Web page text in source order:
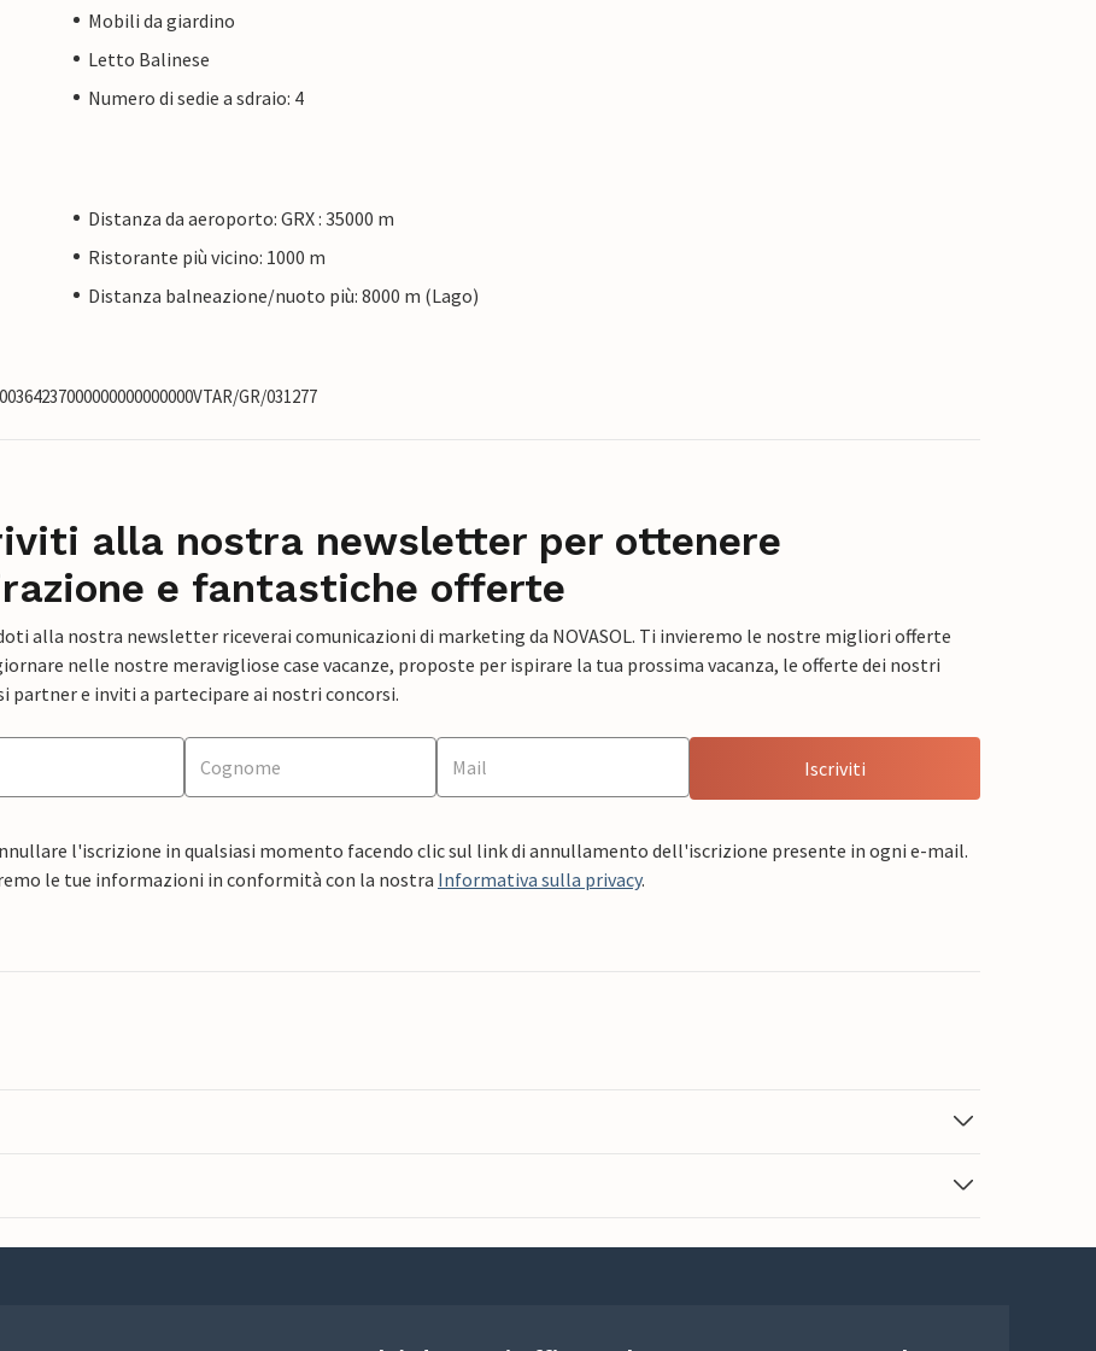
Mobili da giardino
Letto Balinese
Numero di sedie a sdraio: 4
Distanza da aeroporto: GRX : 35000 m
Ristorante più vicino: 1000 m
Distanza balneazione/nuoto più: 8000 m (Lago)
GR/031277
alla nostra newsletter per ottenere
e fantastiche offerte
alla nostra newsletter riceverai comunicazioni di marketing da NOVASOL. Ti invieremo le nostre migliori offerte
nelle nostre meravigliose case vacanze, proposte per ispirare la tua prossima vacanza, le offerte dei nostri
partner e inviti a partecipare ai nostri concorsi.
Iscriviti
l'iscrizione in qualsiasi momento facendo clic sul link di annullamento dell'iscrizione presente in ogni e-mail.
le tue informazioni in conformità con la nostra Informativa sulla privacy.